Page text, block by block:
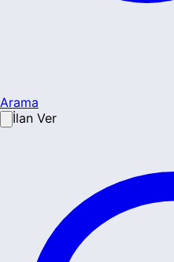
Arama
İlan Ver